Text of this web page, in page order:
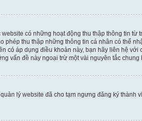
có những hoạt động thu thập thông tin từ
thu thập những thông tin cá nhân có thể
có áp dụng điều khoản này, bạn hãy liên hệ với
vấn đề này ngoại trừ một vài nguyên tắc chung
lý website đã cho tạm ngưng đăng ký thành